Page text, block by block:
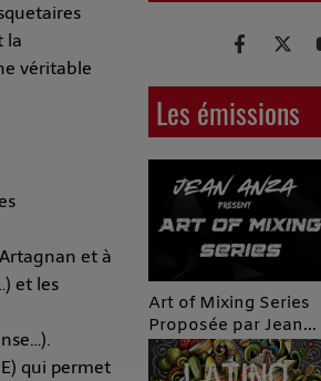
la
véritable
et à
et les
qui permet
Les émissions
Art of Mixing Series
Proposée par Jean
Anza